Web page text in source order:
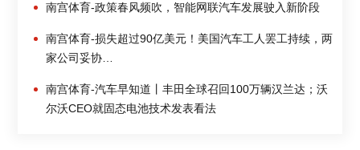
南宫体育-政策春风频吹，智能网联汽车发展驶入新阶段
南宫体育-损失超过90亿美元！美国汽车工人罢工持续，两
家公司妥协…
南宫体育-汽车早知道丨丰田全球召回100万辆汉兰达；沃
尔沃CEO就固态电池技术发表看法